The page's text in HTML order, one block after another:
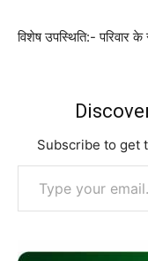
विशेष उपस्थिति:- परिवार
Subscribe to get
Type your email…